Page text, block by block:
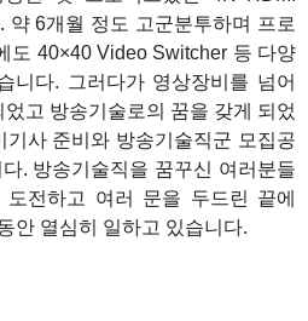
약 6개월 정도 고군분투하며 프로
도 40×40 Video Switcher 등 다양
니다. 그러다가 영상장비를 넘어
고 방송기술로의 꿈을 갖게 되었
사 준비와 방송기술직군 모집공
. 방송기술직을 꿈꾸신 여러분들
전하고 여러 문을 두드린 끝에
안 열심히 일하고 있습니다.